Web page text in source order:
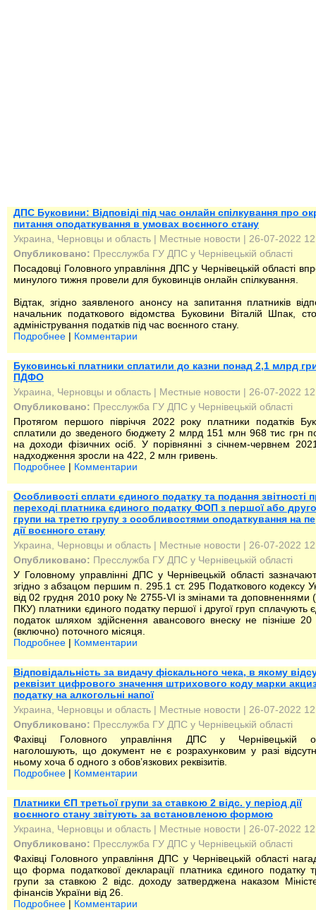
ДПС Буковини: Відповіді під час онлайн спілкування про
питання оподаткування в умовах воєнного стану
Украина, Черновцы и область | Местные новости | 26-07-2022
Опубликовано: Пресслужба ГУ ДПС у Чернівецькій області
Посадовці Головного управління ДПС у Чернівецькій області
минулого тижня провели для буковинців онлайн спілкування.
Відтак, згідно заявленого анонсу на запитання платників
начальник податкового відомства Буковини Віталій Шпак,
адміністрування податків під час воєнного стану.
Подробнее | Комментарии
Буковинські платники сплатили до казни понад 2,1 млрд
ПДФО
Украина, Черновцы и область | Местные новости | 26-07-2022
Опубликовано: Пресслужба ГУ ДПС у Чернівецькій області
Протягом першого півріччя 2022 року платники податків
сплатили до зведеного бюджету 2 млрд 151 млн 968 тис грн
на доходи фізичних осіб. У порівнянні з січнем-червнем
надходження зросли на 422, 2 млн гривень.
Подробнее | Комментарии
Особливості сплати єдиного податку та подання звітності
переході платника єдиного податку ФОП з першої або
групи на третю групу з особливостями оподаткування на
дії воєнного стану
Украина, Черновцы и область | Местные новости | 26-07-2022
Опубликовано: Пресслужба ГУ ДПС у Чернівецькій області
У Головному управлінні ДПС у Чернівецькій області
згідно з абзацом першим п. 295.1 ст. 295 Податкового кодексу
від 02 грудня 2010 року № 2755-VI із змінами та доповненнями
ПКУ) платники єдиного податку першої і другої груп сплачують
податок шляхом здійснення авансового внеску не пізніше 20
(включно) поточного місяця.
Подробнее | Комментарии
Відповідальність за видачу фіскального чека, в якому
реквізит цифрового значення штрихового коду марки
податку на алкогольні напої
Украина, Черновцы и область | Местные новости | 26-07-2022
Опубликовано: Пресслужба ГУ ДПС у Чернівецькій області
Фахівці Головного управління ДПС у Чернівецькій
наголошують, що документ не є розрахунковим у разі
ньому хоча б одного з обов’язкових реквізитів.
Подробнее | Комментарии
Платники ЄП третьої групи за ставкою 2 відс. у період дії
воєнного стану звітують за встановленою формою
Украина, Черновцы и область | Местные новости | 26-07-2022
Опубликовано: Пресслужба ГУ ДПС у Чернівецькій області
Фахівці Головного управління ДПС у Чернівецькій області
що форма податкової декларації платника єдиного податку
групи за ставкою 2 відс. доходу затверджена наказом
фінансів України від 26.
Подробнее | Комментарии